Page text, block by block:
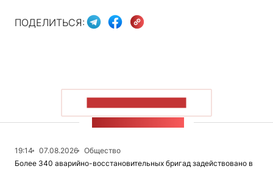
ПОДЕЛИТЬСЯ:
19:14 07.08.2026
Общество
Более 340 аварийно-восстановительных бригад задействовано в